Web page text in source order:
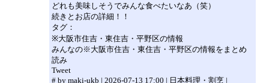
どれも美味しそうでみんな食べたいなあ（笑）
続きとお店の詳細！！
タグ：
※大阪市住吉・東住吉・平野区の情報
みんなの※大阪市住吉・東住吉・平野区の情報をまとめ
読み
Tweet
# by maki-ukb | 2026-07-13 17:00 | 日本料理・割烹 |